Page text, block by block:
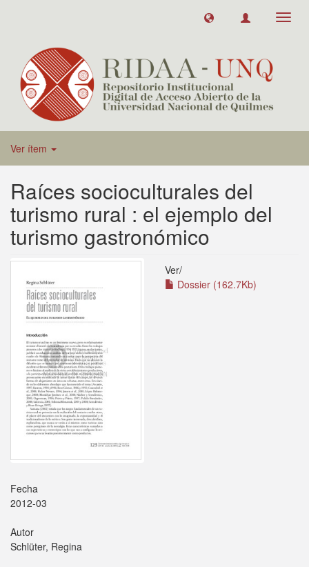
Ver ítem
Raíces socioculturales del
turismo rural : el ejemplo del
turismo gastronómico
Ver/
Dossier (162.7Kb)
Fecha
2012-03
Autor
Schlüter, Regina